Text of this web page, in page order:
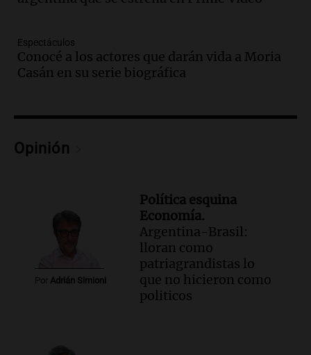
Audio.
Cierre del Paso Internacional
Cristo Redentor por acumulación de
nieve se extiende a 22 días
Episodios
prácticas docentes en Córdoba para
Audio. La Universidad de Milán y su
colaboración con la municipalidad para
la educación y parques
Episodios
El papamóvil de Juan Pablo II
Viva la Radio
Espectáculos
Conocé a los actores que darán vida a Moria
Casán en su serie biográfica
Opinión
Por Adrián Simioni
Política esquina
Economía.
Argentina-Brasil:
lloran como
patriagrandistas lo
que no hicieron como
politicos